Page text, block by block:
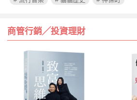
商管行銷╱投資理財